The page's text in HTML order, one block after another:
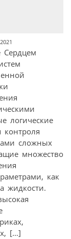
Сердцем
логические
сложных
множество
как
жидкости.
[…]